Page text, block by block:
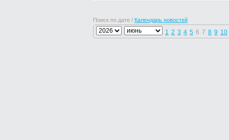
Поиск по дате / Календарь новостей
1 2 3 4 5 6 7 8 9 10